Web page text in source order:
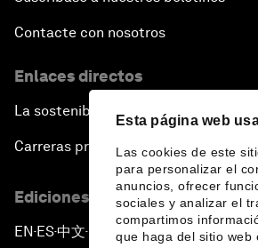
Esta página web
Las cookies de este
para personalizar el
anuncios, ofrecer
sociales y analizar el
compartimos
que haga del sitio web
Contacte con nosotros
Enlaces directos
La sostenibilidad en el Foro
Carreras profesionales
Ediciones en otros idiomas
EN ▪ ES▪中文▪ 日本語